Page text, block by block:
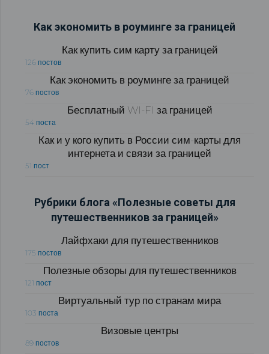
Как экономить в роуминге за границей
Как купить сим карту за границей
126 постов
Как экономить в роуминге за границей
76 постов
Бесплатный WI-FI за границей
54 поста
Как и у кого купить в России сим-карты для
интернета и связи за границей
51 пост
Рубрики блога «Полезные советы для
путешественников за границей»
Лайфхаки для путешественников
175 постов
Полезные обзоры для путешественников
121 пост
Виртуальный тур по странам мира
103 поста
Визовые центры
89 постов